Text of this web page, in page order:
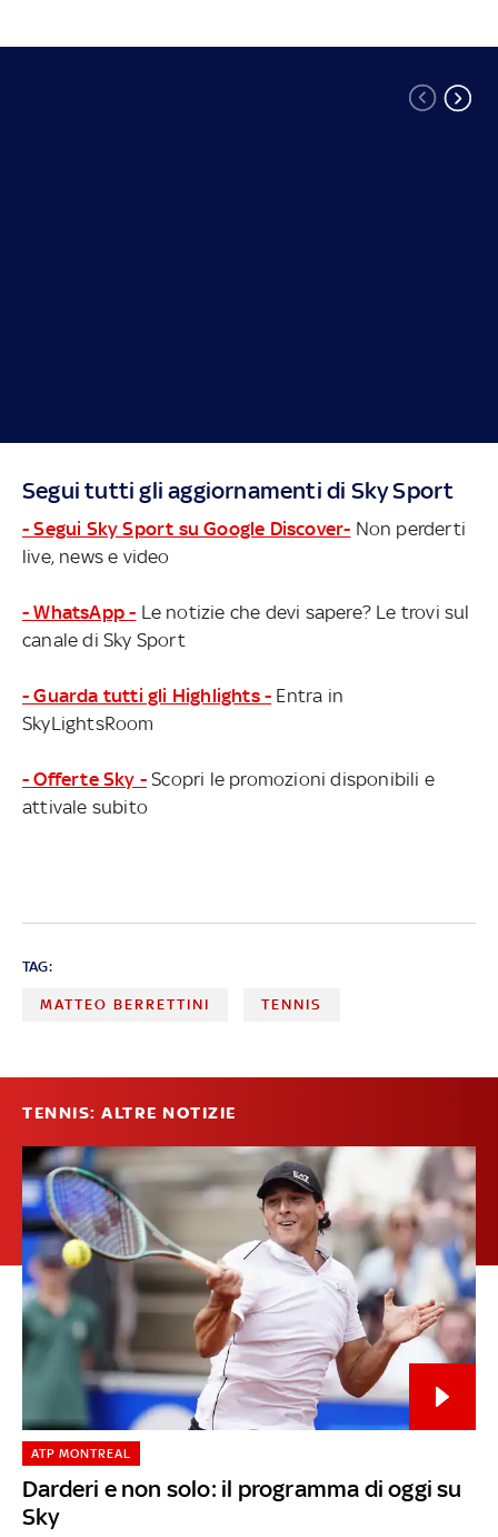
Segui tutti gli aggiornamenti di Sky Sport
- Segui Sky Sport su Google Discover- Non perderti
live, news e video
- WhatsApp - Le notizie che devi sapere? Le trovi sul
canale di Sky Sport
- Guarda tutti gli Highlights - Entra in
SkyLightsRoom
- Offerte Sky - Scopri le promozioni disponibili e
attivale subito
TAG:
MATTEO BERRETTINI TENNIS
TENNIS: ALTRE NOTIZIE
Darderi e non solo: il programma di oggi su
Sky
ATP MONTREAL